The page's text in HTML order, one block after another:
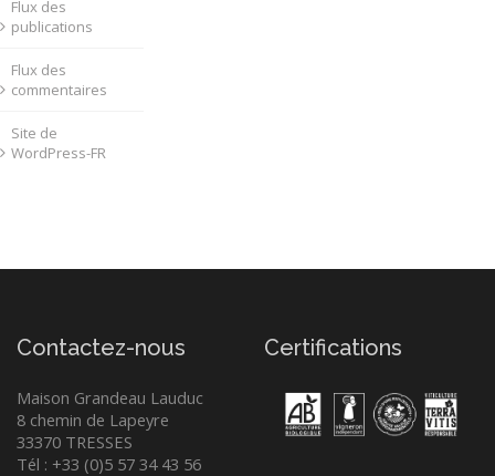
Flux des
publications
Flux des
commentaires
Site de
WordPress-FR
Contactez-nous
Maison Grandeau Lauduc
8 chemin de Lapeyre
33370 TRESSES
Tél : +33 (0)5 57 34 43 56
Certifications